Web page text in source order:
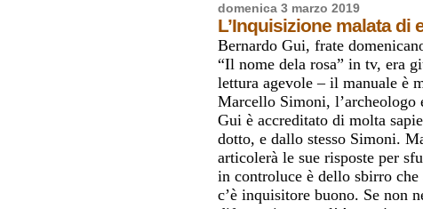
domenica 3 marzo 2019
L’Inquisizione malata di
Bernardo Gui, frate
“Il nome dela rosa” in tv, era
lettura agevole – il manuale è
Marcello Simoni,
Gui è accreditato di molta
dotto, e dallo stesso Simoni.
articolerà le sue risposte per
in controluce è dello sbirro
c’è inquisitore buono. Se non